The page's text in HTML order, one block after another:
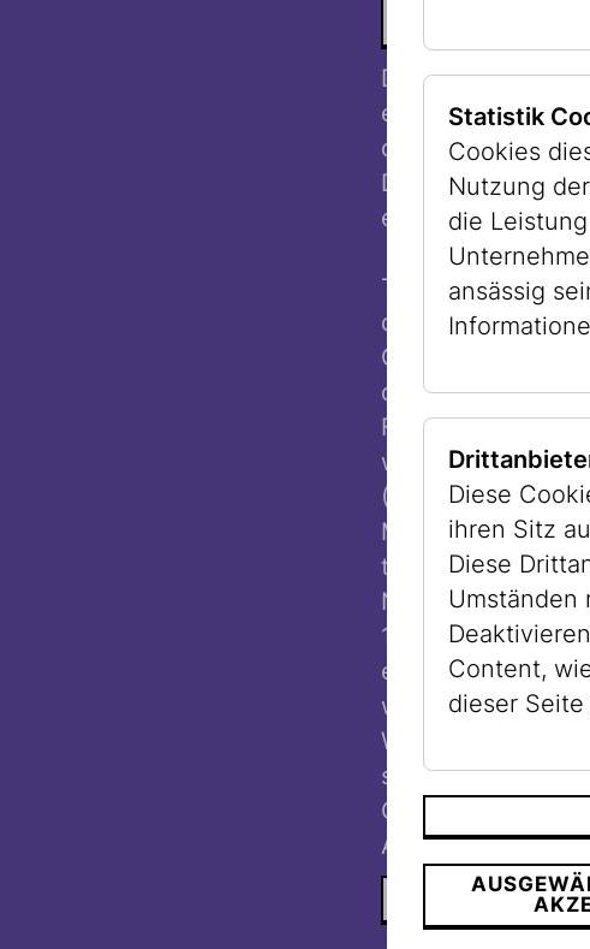
Die damaligen
ein lang
deutschsprachige
Datumsangabe
eine Seltenheit
Todesfälle waren
das Andenken an
Geburten, Bar-
die in
Familien nur ein
wiederholt zu
(Rivka) und
Mattersdorf und
traditionell sehr
16. Wiener
ein Feuer aus,
werden, doch die
stifteten sie
Geburtstag ihres
Anlass:
REGINE
Statistik
Cookies
Nutzung
die
ansässig
Diese
ihren Sitz
Diese
Umständen
Content,
dieser